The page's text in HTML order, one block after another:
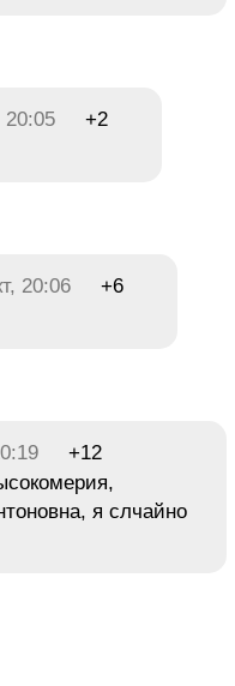
20:05
+2
20:06
+6
+12
я слчайно